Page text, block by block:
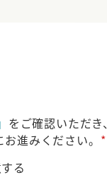
をご確認いただき、
進みください。 *
る